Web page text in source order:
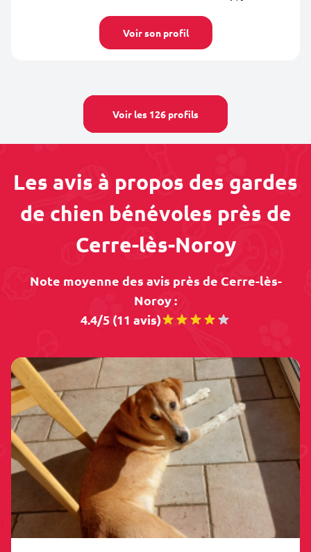
Voir son profil
Voir les 126 profils
Les avis à propos des gardes
de chien bénévoles près de
Cerre-lès-Noroy
Note moyenne des avis près de Cerre-lès-
Noroy :
4.4/5 (11 avis)